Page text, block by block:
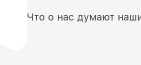
Что о нас думают